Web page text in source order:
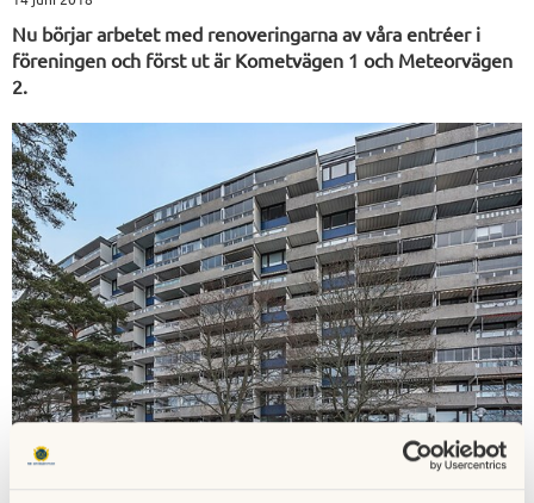
Nu börjar arbetet med renoveringarna av våra entréer i
föreningen och först ut är Kometvägen 1 och Meteorvägen
2.